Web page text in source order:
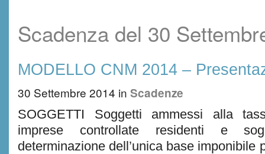
Scadenza del 30
MODELLO CNM 2014 –
30 Settembre 2014 in Scadenze
SOGGETTI Soggetti ammessi alla
imprese controllate residenti e
determinazione dell’unica base imponibile